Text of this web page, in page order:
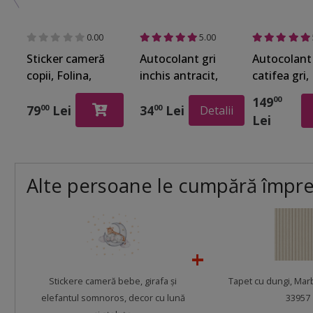
0.00
Sticker cameră
copii, Folina,
Sweet dreams,
racletă de
aplicare inclusă
7900Lei
5.00
Autocolant gri
inchis antracit,
lucios, Kointec
3704, 100 cm
3400Lei Detalii
Autocolant
catifea gri,
Folina,
67x200
racletă
14900
Lei
Alte persoane le cumpără
Stickere cameră bebe, girafa şi
elefantul somnoros, decor cu lună
Tapet cu dungi,
33957